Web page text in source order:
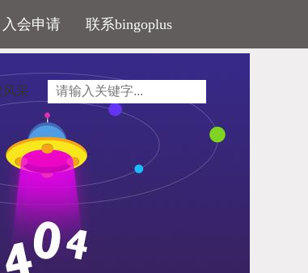
入会申请 联系bingoplus
风采